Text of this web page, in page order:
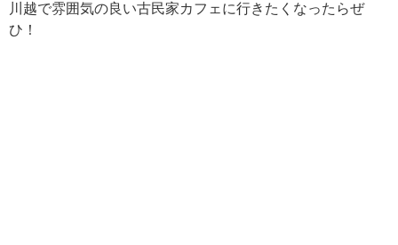
川越で雰囲気の良い古民家カフェに行きたくなったらぜ
ひ！